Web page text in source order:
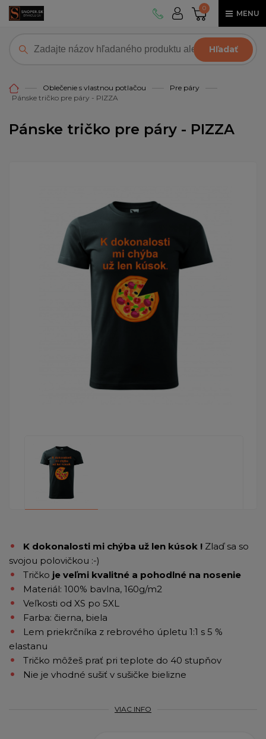
0
MENU
Hľadať
Oblečenie s vlastnou potlačou
Pre páry
Pánske tričko pre páry - PIZZA
Pánske tričko pre páry - PIZZA
K dokonalosti mi chýba už len kúsok ! Zlaď sa so
svojou polovičkou :-)
Tričko je veľmi kvalitné a pohodlné na nosenie
Materiál: 100% bavlna, 160g/m2
Veľkosti od XS po 5XL
Farba: čierna, biela
Lem priekrčníka z rebrového úpletu 1:1 s 5 %
elastanu
Tričko môžeš prať pri teplote do 40 stupňov
Nie je vhodné sušiť v sušičke bielizne
VIAC INFO